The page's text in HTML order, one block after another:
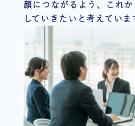
顔につながるよう、これか
していきたいと考えていま